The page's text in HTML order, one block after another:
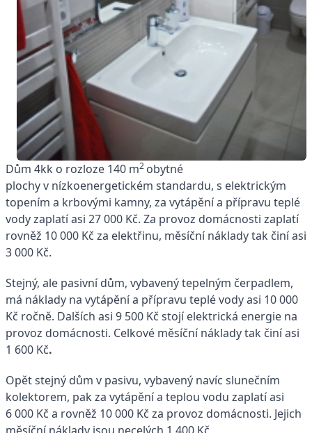
Dům 4kk o rozloze 140 m2 obytné
plochy v nízkoenergetickém standardu, s elektrickým
topením a krbovými kamny, za vytápění a přípravu teplé
vody zaplatí asi 27 000 Kč. Za provoz domácnosti zaplatí
rovněž 10 000 Kč za elektřinu, měsíční náklady tak činí asi
3 000 Kč.
Stejný, ale pasivní dům, vybavený tepelným čerpadlem,
má náklady na vytápění a přípravu teplé vody asi 10 000
Kč ročně. Dalších asi 9 500 Kč stojí elektrická energie na
provoz domácnosti. Celkové měsíční náklady tak činí asi
1 600 Kč.
Opět stejný dům v pasivu, vybavený navíc slunečním
kolektorem, pak za vytápění a teplou vodu zaplatí asi
6 000 Kč a rovněž 10 000 Kč za provoz domácnosti. Jejich